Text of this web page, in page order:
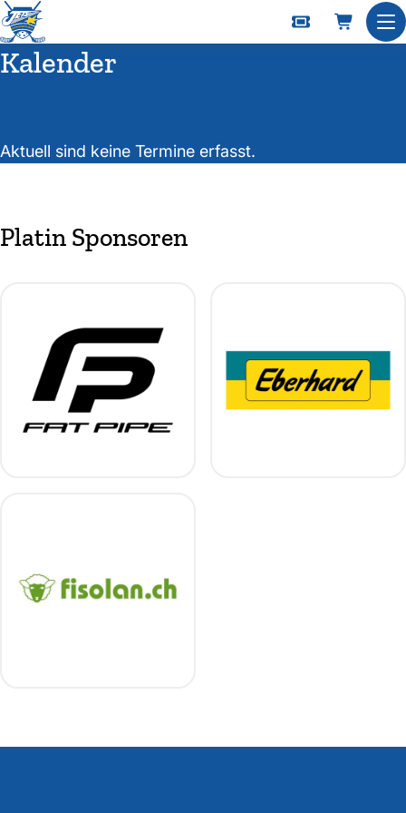
Kalender
Aktuell sind keine Termine erfasst.
Platin Sponsoren